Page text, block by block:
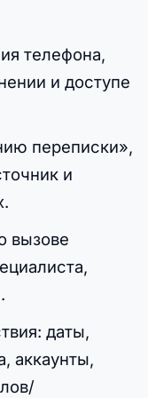
телефона,
и доступе
переписки»,
и
вызове
даты,
аккаунты,